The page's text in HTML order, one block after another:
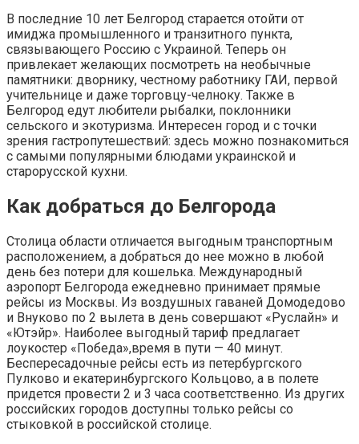
В последние 10 лет Белгород старается отойти от
имиджа промышленного и транзитного пункта,
связывающего Россию с Украиной. Теперь он
привлекает желающих посмотреть на необычные
памятники: дворнику, честному работнику ГАИ, первой
учительнице и даже торговцу-челноку. Также в
Белгород едут любители рыбалки, поклонники
сельского и экотуризма. Интересен город и с точки
зрения гастропутешествий: здесь можно познакомиться
с самыми популярными блюдами украинской и
старорусской кухни.
Как добраться до Белгорода
Столица области отличается выгодным транспортным
расположением, а добраться до нее можно в любой
день без потери для кошелька. Международный
аэропорт Белгорода ежедневно принимает прямые
рейсы из Москвы. Из воздушных гаваней Домодедово
и Внуково по 2 вылета в день совершают «Руслайн» и
«Ютэйр». Наиболее выгодный тариф предлагает
лоукостер «Победа»,время в пути — 40 минут.
Беспересадочные рейсы есть из петербургского
Пулково и екатеринбургского Кольцово, а в полете
придется провести 2 и 3 часа соответственно. Из других
российских городов доступны только рейсы со
стыковкой в российской столице.